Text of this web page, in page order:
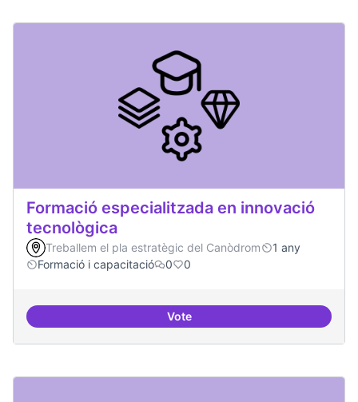
Formació especialitzada en innovació
tecnològica
Treballem el pla estratègic del Canòdrom
1 any
Formació i capacitació
0 0
VoteFormació especialitzada en